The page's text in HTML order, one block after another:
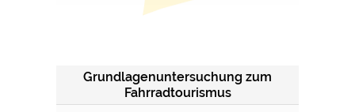
Grundlagenuntersuchung zum
Fahrradtourismus